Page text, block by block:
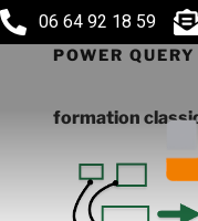
06 64 92 18 59
POWER QUERY
formation